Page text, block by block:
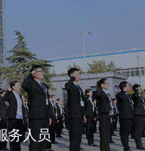
务人员